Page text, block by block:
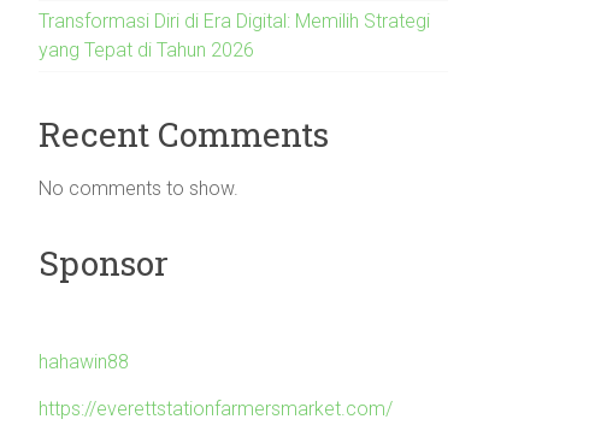
Transformasi Diri di Era Digital: Memilih Strategi
yang Tepat di Tahun 2026
Recent Comments
No comments to show.
Sponsor
hahawin88
https://everettstationfarmersmarket.com/